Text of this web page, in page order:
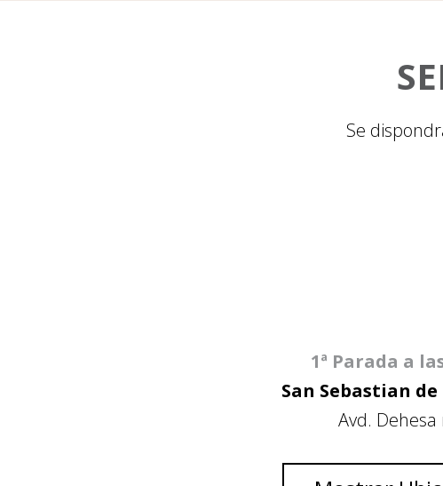
Se
1ª Parada a
San Sebastian de
Avd. Dehesa